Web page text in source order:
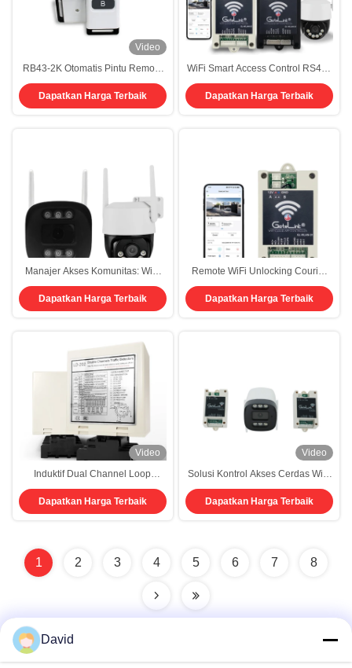
Video
RB43-2K Otomatis Pintu Remote
Control 433 MHz Dengan 2
Tombol
Dapatkan Harga Terbaik
WiFi Smart Access Control RS485
Interface HTTP/S Protocol
Dukungan OTA Untuk Jarak Tak
Terbatas Remote Unlock HD Live
Dapatkan Harga Terbaik
Manajer Akses Komunitas: WiFi
Unlimited Remote Access Control
+ Izin Hierarkis
Dapatkan Harga Terbaik
Remote WiFi Unlocking Courier
Reception Scenario Visual Access
Control Solusi Video Intercom
Dapatkan Harga Terbaik
Video
Induktif Dual Channel Loop
Detector Untuk Kontrol Akses
Kendaraan
Dapatkan Harga Terbaik
Video
Solusi Kontrol Akses Cerdas WiFi
Pengontrol 2-Relai 12-24V DC
Koneksi Terenkripsi Berbagi Multi-
Pengguna Interlock Alarm
Dapatkan Harga Terbaik
1 2 3 4 5 6 7 8
David